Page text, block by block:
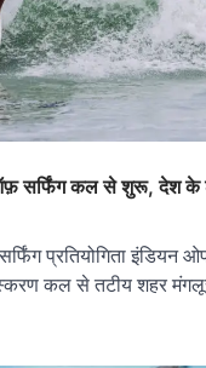
सर्फिंग कल से शुरू, देश के
प्रतियोगिता इंडियन
कल से तटीय शहर